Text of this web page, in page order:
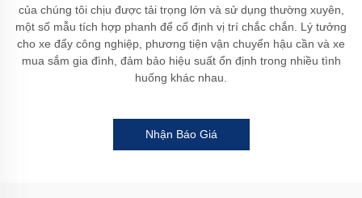
của chúng tôi chịu được tải trọng lớn và sử dụng thường xuyên,
một số mẫu tích hợp phanh để cố định vị trí chắc chắn. Lý tưởng
cho xe đẩy công nghiệp, phương tiện vận chuyển hậu cần và xe
mua sắm gia đình, đảm bảo hiệu suất ổn định trong nhiều tình
huống khác nhau.
Nhận Báo Giá